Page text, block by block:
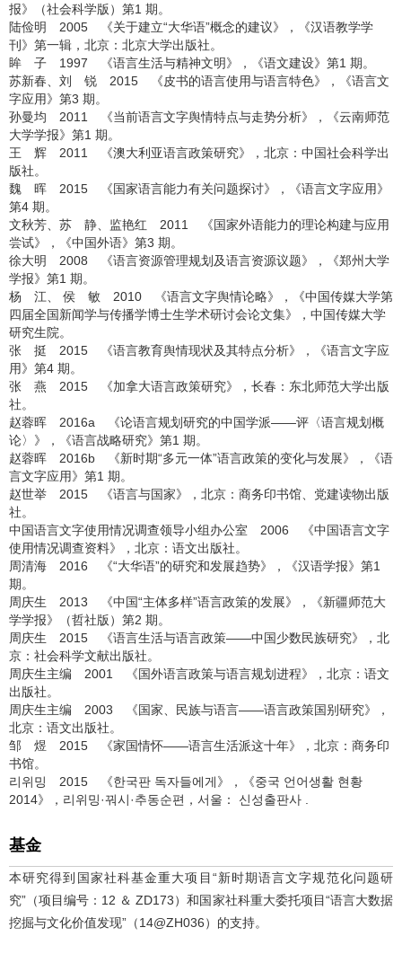
报》（社会科学版）第1 期。
陆俭明 2005 《关于建立“大华语”概念的建议》，《汉语教学学
刊》第一辑，北京：北京大学出版社。
眸 子 1997 《语言生活与精神文明》，《语文建设》第1 期。
苏新春、刘 锐 2015 《皮书的语言使用与语言特色》，《语言文
字应用》第3 期。
孙曼均 2011 《当前语言文字舆情特点与走势分析》，《云南师范
大学学报》第1 期。
王 辉 2011 《澳大利亚语言政策研究》，北京：中国社会科学出
版社。
魏 晖 2015 《国家语言能力有关问题探讨》，《语言文字应用》
第4 期。
文秋芳、苏 静、监艳红 2011 《国家外语能力的理论构建与应用
尝试》，《中国外语》第3 期。
徐大明 2008 《语言资源管理规划及语言资源议题》，《郑州大学
学报》第1 期。
杨 江、 侯 敏 2010 《语言文字舆情论略》，《中国传媒大学第
四届全国新闻学与传播学博士生学术研讨会论文集》，中国传媒大学
研究生院。
张 挺 2015 《语言教育舆情现状及其特点分析》，《语言文字应
用》第4 期。
张 燕 2015 《加拿大语言政策研究》，长春：东北师范大学出版
社。
赵蓉晖 2016a 《论语言规划研究的中国学派——评〈语言规划概
论〉》，《语言战略研究》第1 期。
赵蓉晖 2016b 《新时期“多元一体”语言政策的变化与发展》，《语
言文字应用》第1 期。
赵世举 2015 《语言与国家》，北京：商务印书馆、党建读物出版
社。
中国语言文字使用情况调查领导小组办公室 2006 《中国语言文字
使用情况调查资料》，北京：语文出版社。
周清海 2016 《“大华语”的研究和发展趋势》，《汉语学报》第1
期。
周庆生 2013 《中国“主体多样”语言政策的发展》，《新疆师范大
学学报》（哲社版）第2 期。
周庆生 2015 《语言生活与语言政策——中国少数民族研究》，北
京：社会科学文献出版社。
周庆生主编 2001 《国外语言政策与语言规划进程》，北京：语文
出版社。
周庆生主编 2003 《国家、民族与语言——语言政策国别研究》，
北京：语文出版社。
邹 煜 2015 《家国情怀——语言生活派这十年》，北京：商务印
书馆。
리위밍 2015 《한국판 독자들에게》，《중국 언어생활 현황
2014》，리위밍·꿔시·추동순편，서울： 신성출판사 .
基金
本研究得到国家社科基金重大项目“新时期语言文字规范化问题研
究”（项目编号：12 ＆ ZD173）和国家社科重大委托项目“语言大数据
挖掘与文化价值发现”（14@ZH036）的支持。